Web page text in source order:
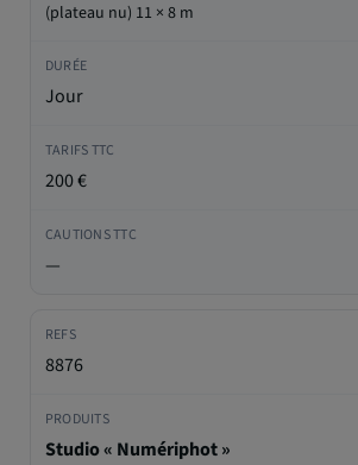
(plateau nu) 11 × 8 m
Jour
200 €
—
8876
Studio « Numériphot »